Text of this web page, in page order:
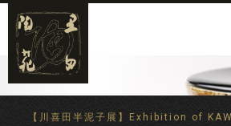
【川喜田半泥子展】Exhibition of